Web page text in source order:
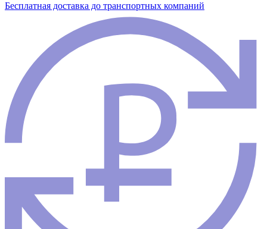
Бесплатная доставка до транспортных компаний